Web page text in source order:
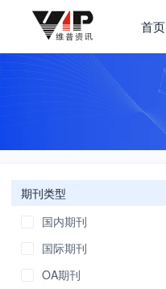
首页
期刊大全
期刊类型
国内期刊
国际期刊
OA期刊